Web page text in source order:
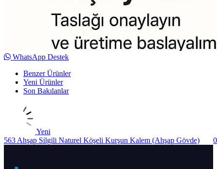
WhatsApp Destek
Benzer Ürünler
Yeni Ürünler
Son Bakılanlar
Yeni
563 Ahşap Silgili Naturel Köşeli Kurşun Kalem (Ahşap Gövde)